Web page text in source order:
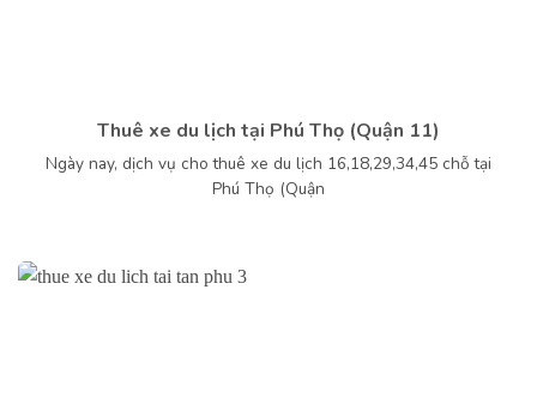
Thuê xe du lịch tại Phú Thọ (Quận 11)
Ngày nay, dịch vụ cho thuê xe du lịch 16,18,29,34,45 chỗ tại
Phú Thọ (Quận